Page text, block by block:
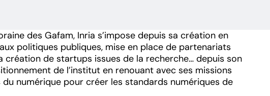
des Gafam, Inria s’impose depuis sa création en
politiques publiques, mise en place de partenariats
de startups issues de la recherche… depuis son
de l’institut en renouant avec ses missions
numérique pour créer les standards numériques de